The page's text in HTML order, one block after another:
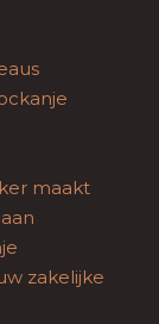
maakt
zakelijke